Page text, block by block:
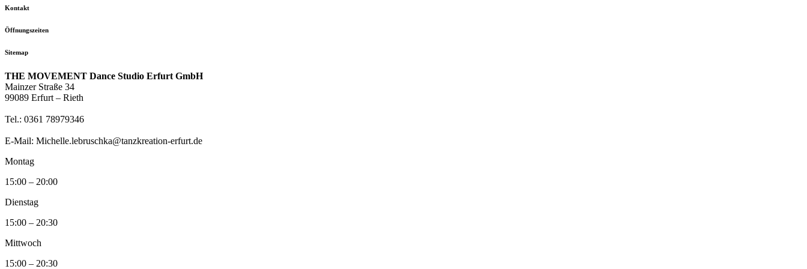
Kontakt
Öffnungszeiten
Sitemap
THE MOVEMENT Dance Studio Erfurt GmbH
Mainzer Straße 34
99089 Erfurt – Rieth
Tel.: 0361 78979346
E-Mail: Michelle.lebruschka@tanzkreation-erfurt.de
Montag
15:00 – 20:00
Dienstag
15:00 – 20:30
Mittwoch
15:00 – 20:30